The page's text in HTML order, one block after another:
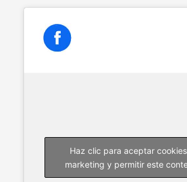
Haz clic para aceptar
marketing y permitir este